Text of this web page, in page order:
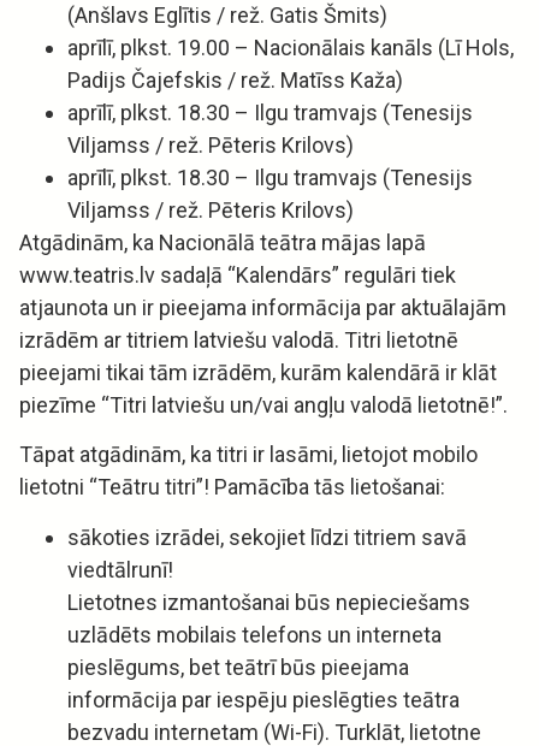
(Anšlavs Eglītis / rež. Gatis Šmits)
aprīlī, plkst. 19.00 – Nacionālais kanāls (Lī Hols,
Padijs Čajefskis / rež. Matīss Kaža)
aprīlī, plkst. 18.30 – Ilgu tramvajs (Tenesijs
Viljamss / rež. Pēteris Krilovs)
aprīlī, plkst. 18.30 – Ilgu tramvajs (Tenesijs
Viljamss / rež. Pēteris Krilovs)
Atgādinām, ka Nacionālā teātra mājas lapā
www.teatris.lv sadaļā “Kalendārs” regulāri tiek
atjaunota un ir pieejama informācija par aktuālajām
izrādēm ar titriem latviešu valodā. Titri lietotnē
pieejami tikai tām izrādēm, kurām kalendārā ir klāt
piezīme “Titri latviešu un/vai angļu valodā lietotnē!”.
Tāpat atgādinām, ka titri ir lasāmi, lietojot mobilo
lietotni “Teātru titri”! Pamācība tās lietošanai:
sākoties izrādei, sekojiet līdzi titriem savā
viedtālrunī!
Lietotnes izmantošanai būs nepieciešams
uzlādēts mobilais telefons un interneta
pieslēgums, bet teātrī būs pieejama
informācija par iespēju pieslēgties teātra
bezvadu internetam (Wi-Fi). Turklāt, lietotne